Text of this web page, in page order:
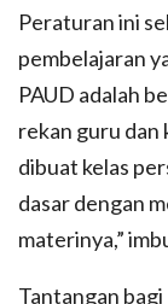
Peraturan ini
pembelajaran
PAUD adalah
rekan guru dan
dibuat kelas
dasar dengan
materinya,”
Tantangan